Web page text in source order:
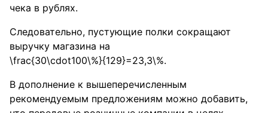
чека в рублях.
Следовательно, пустующие полки сокращают
выручку магазина на
\frac{30\cdot100\%}{129}=23,3\%.
В дополнение к вышеперечисленным
рекомендуемым предложениям можно добавить,